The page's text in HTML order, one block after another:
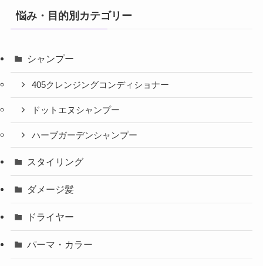
悩み・目的別カテゴリー
シャンプー
405クレンジングコンディショナー
ドットエヌシャンプー
ハーブガーデンシャンプー
スタイリング
ダメージ髪
ドライヤー
パーマ・カラー